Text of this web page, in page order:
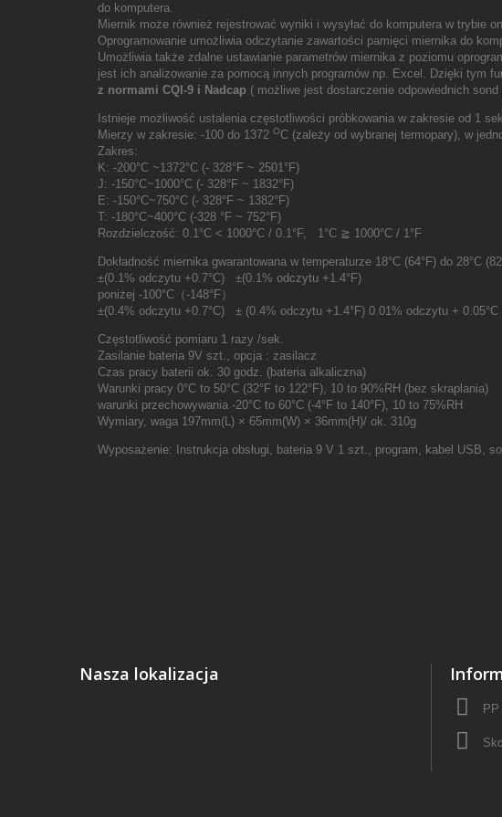
do komputera.
Miernik może również rejestrować wyniki i wysyłać do komputera w trybie
Oprogramowanie umożliwia odczytanie zawartości pamięci miernika do
Umożliwia także zdalne ustawianie parametrów miernika z poziomu
jest ich analizowanie za pomocą innych programów np. Excel. Dzięki tym
z normami CQI-9 i Nadcap ( możliwe jest dostarczenie odpowiednich
Istnieje możliwość ustalenia częstotliwości próbkowania w zakresie od 1
Mierzy w zakresie: -100 do 1372 OC (zależy od wybranej termopary), w
Zakres:
K: -200°C ~1372°C (- 328°F ~ 2501°F)
J: -150°C~1000°C (- 328°F ~ 1832°F)
E: -150°C~750°C (- 328°F ~ 1382°F)
T: -180°C~400°C (-328 °F ~ 752°F)
Rozdzielczość: 0.1°C < 1000°C / 0.1°F, 1°C ≧ 1000°C / 1°F
Dokładność miernika gwarantowana w temperaturze 18°C (64°F) do 28°C
±(0.1% odczytu +0.7°C) ±(0.1% odczytu +1.4°F)
poniżej -100°C（-148°F）
±(0.4% odczytu +0.7°C) ± (0.4% odczytu +1.4°F) 0.01% odczytu + 0.05°C
Częstotliwość pomiaru 1 razy /sek.
Zasilanie bateria 9V szt., opcja : zasilacz
Czas pracy baterii ok. 30 godz. (bateria alkaliczna)
Warunki pracy 0°C to 50°C (32°F to 122°F), 10 to 90%RH (bez skraplania)
warunki przechowywania -20°C to 60°C (-4°F to 140°F), 10 to 75%RH
Wymiary, waga 197mm(L) × 65mm(W) × 36mm(H)/ ok. 310g
Wyposażenie: Instrukcja obsługi, bateria 9 V 1 szt., program, kabel USB,
Nasza lokalizacja